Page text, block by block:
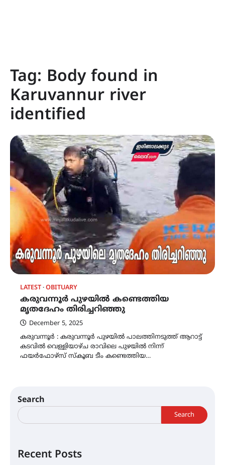
Tag: Body found in
Karuvannur river
identified
LATEST OBITUARY
കരുവന്നൂർ പുഴയിൽ കണ്ടെത്തിയ
മൃതദേഹം തിരിച്ചറിഞ്ഞു
December 5, 2025
കരുവന്നൂർ : കരുവന്നൂർ പുഴയിൽ പാലത്തിനടുത്ത് ആറാട്ട്
കടവിൽ വെള്ളിയാഴ്ച രാവിലെ പുഴയിൽ നിന്ന്
ഫയർഫോഴ്സ് സ്കൂബ ടീം കണ്ടെത്തിയ…
Search
Search
Recent Posts